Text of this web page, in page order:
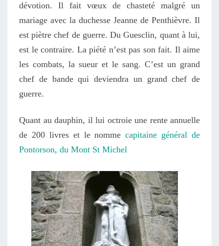
dévotion. Il fait vœux de chasteté malgré un
mariage avec la duchesse Jeanne de Penthièvre. Il
est piètre chef de guerre. Du Guesclin, quant à lui,
est le contraire. La piété n’est pas son fait. Il aime
les combats, la sueur et le sang. C’est un grand
chef de bande qui deviendra un grand chef de
guerre.
Quant au dauphin, il lui octroie une rente annuelle
de 200 livres et le nommecapitaine général de
Pontorson, du Mont St Michel